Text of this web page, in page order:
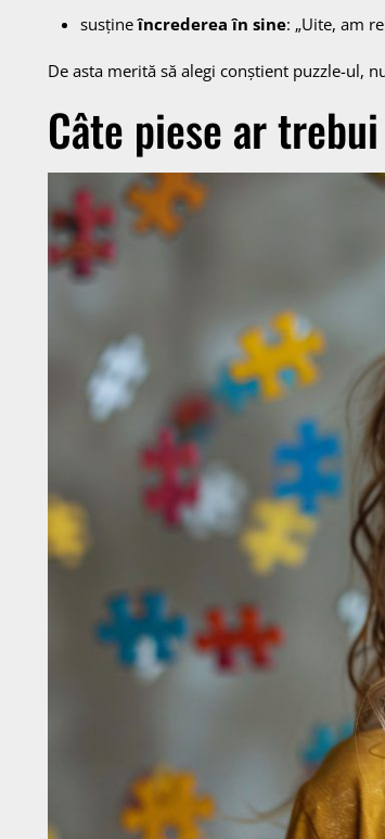
susțineîncrederea în sine: „Uite, am
De asta merită să alegi conștient puzzle-ul,
Câte piese ar